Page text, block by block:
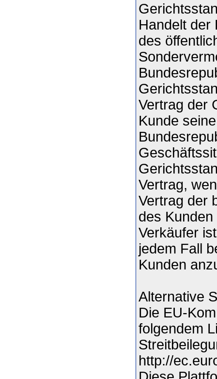
Handelt der
des
Vertrag der
Kunde
Vertrag,
Vertrag der
des
Verkäufer
jedem Fall
Kunden
Alternative
Die EU-
folgendem
http://